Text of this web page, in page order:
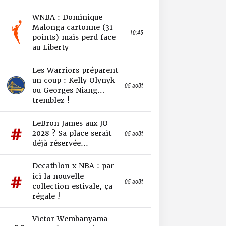
WNBA : Dominique
Malonga cartonne (31
points) mais perd face
au Liberty
10:45
Les Warriors préparent
un coup : Kelly Olynyk
ou Georges Niang…
tremblez !
05 août
LeBron James aux JO
2028 ? Sa place serait
déjà réservée...
05 août
Decathlon x NBA : par
ici la nouvelle
collection estivale, ça
régale !
05 août
Victor Wembanyama